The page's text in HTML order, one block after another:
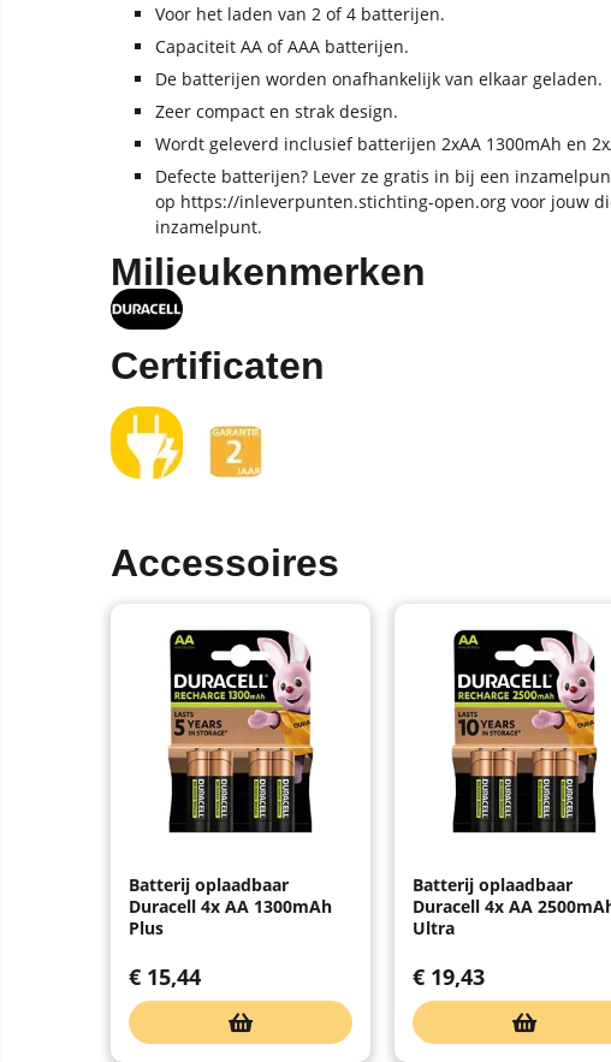
Voor het laden van 2 of 4 batterijen.
Capaciteit AA of AAA batterijen.
De batterijen worden onafhankelijk van elkaar geladen.
Zeer compact en strak design.
Wordt geleverd inclusief batterijen 2xAA 1300mAh en
Defecte batterijen? Lever ze gratis in bij een
op https://inleverpunten.stichting-open.org voor jouw
inzamelpunt.
Milieukenmerken
Certificaten
Accessoires
Batterij oplaadbaar
Duracell 4x AA 1300mAh
Plus
€ 15,44
Batterij oplaadbaar
Duracell 4x AA
Ultra
€ 19,43